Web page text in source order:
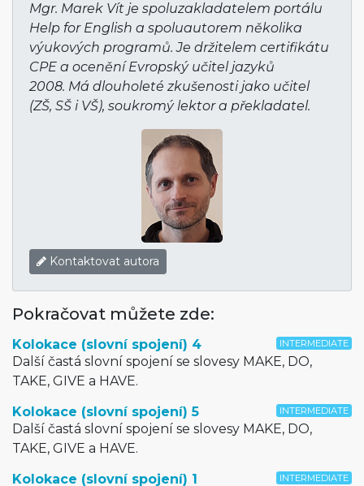
Mgr. Marek Vít je spoluzakladatelem portálu
Help for English a spoluautorem několika
výukových programů. Je držitelem certifikátu
CPE a ocenění Evropský učitel jazyků
2008. Má dlouholeté zkušenosti jako učitel
(ZŠ, SŠ i VŠ), soukromý lektor a překladatel.
Kontaktovat autora
Pokračovat můžete zde:
INTERMEDIATE
Kolokace (slovní spojení) 4
Další častá slovní spojení se slovesy MAKE, DO,
TAKE, GIVE a HAVE.
INTERMEDIATE
Kolokace (slovní spojení) 5
Další častá slovní spojení se slovesy MAKE, DO,
TAKE, GIVE a HAVE.
INTERMEDIATE
Kolokace (slovní spojení) 1